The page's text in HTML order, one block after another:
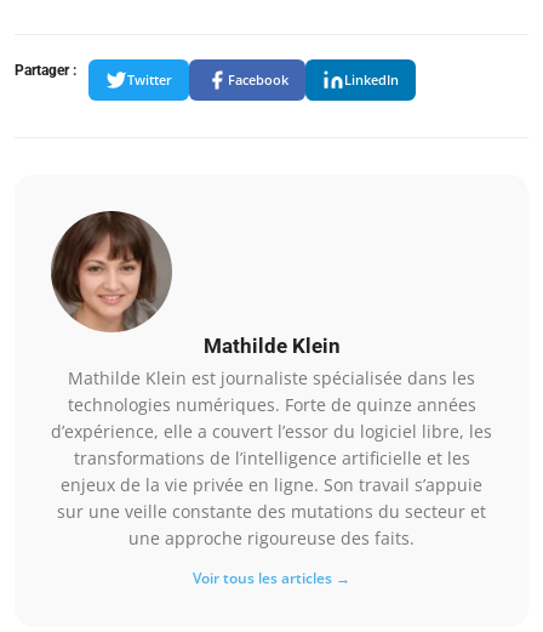
Partager :
Twitter Facebook LinkedIn
Mathilde Klein
Mathilde Klein est journaliste spécialisée dans les
technologies numériques. Forte de quinze années
d’expérience, elle a couvert l’essor du logiciel libre, les
transformations de l’intelligence artificielle et les
enjeux de la vie privée en ligne. Son travail s’appuie
sur une veille constante des mutations du secteur et
une approche rigoureuse des faits.
Voir tous les articles →